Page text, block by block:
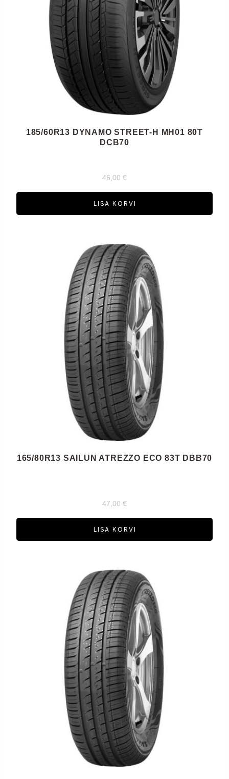
185/60R13 DYNAMO STREET-H MH01 80T
DCB70
46,00 €
LISA KORVI
165/80R13 SAILUN ATREZZO ECO 83T DBB70
47,00 €
LISA KORVI